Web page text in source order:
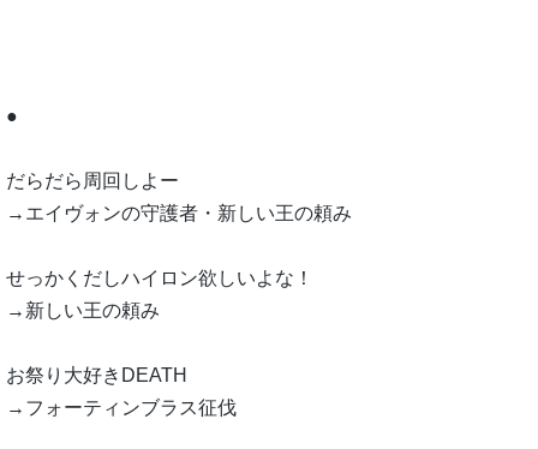
●
だらだら周回しよー
→エイヴォンの守護者・新しい王の頼み
せっかくだしハイロン欲しいよな！
→新しい王の頼み
お祭り大好きDEATH
→フォーティンブラス征伐